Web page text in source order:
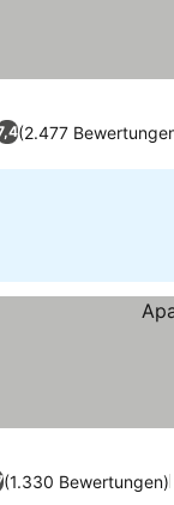
(2.477
(1.330 Bewertungen)